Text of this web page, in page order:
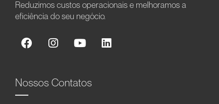
Reduzimos custos operacionais e melhoramos a
eficiência do seu negócio.
Nossos Contatos